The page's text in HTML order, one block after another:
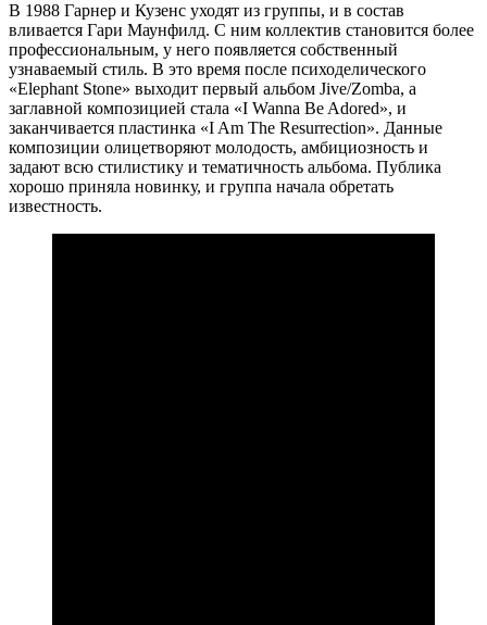
В 1988 Гарнер и Кузенс уходят из группы, и в состав
вливается Гари Маунфилд. С ним коллектив становится более
профессиональным, у него появляется собственный
узнаваемый стиль. В это время после психоделического
«Elephant Stone» выходит первый альбом Jive/Zomba, а
заглавной композицией стала «I Wanna Be Adored», и
заканчивается пластинка «I Am The Resurrection». Данные
композиции олицетворяют молодость, амбициозность и
задают всю стилистику и тематичность альбома. Публика
хорошо приняла новинку, и группа начала обретать
известность.